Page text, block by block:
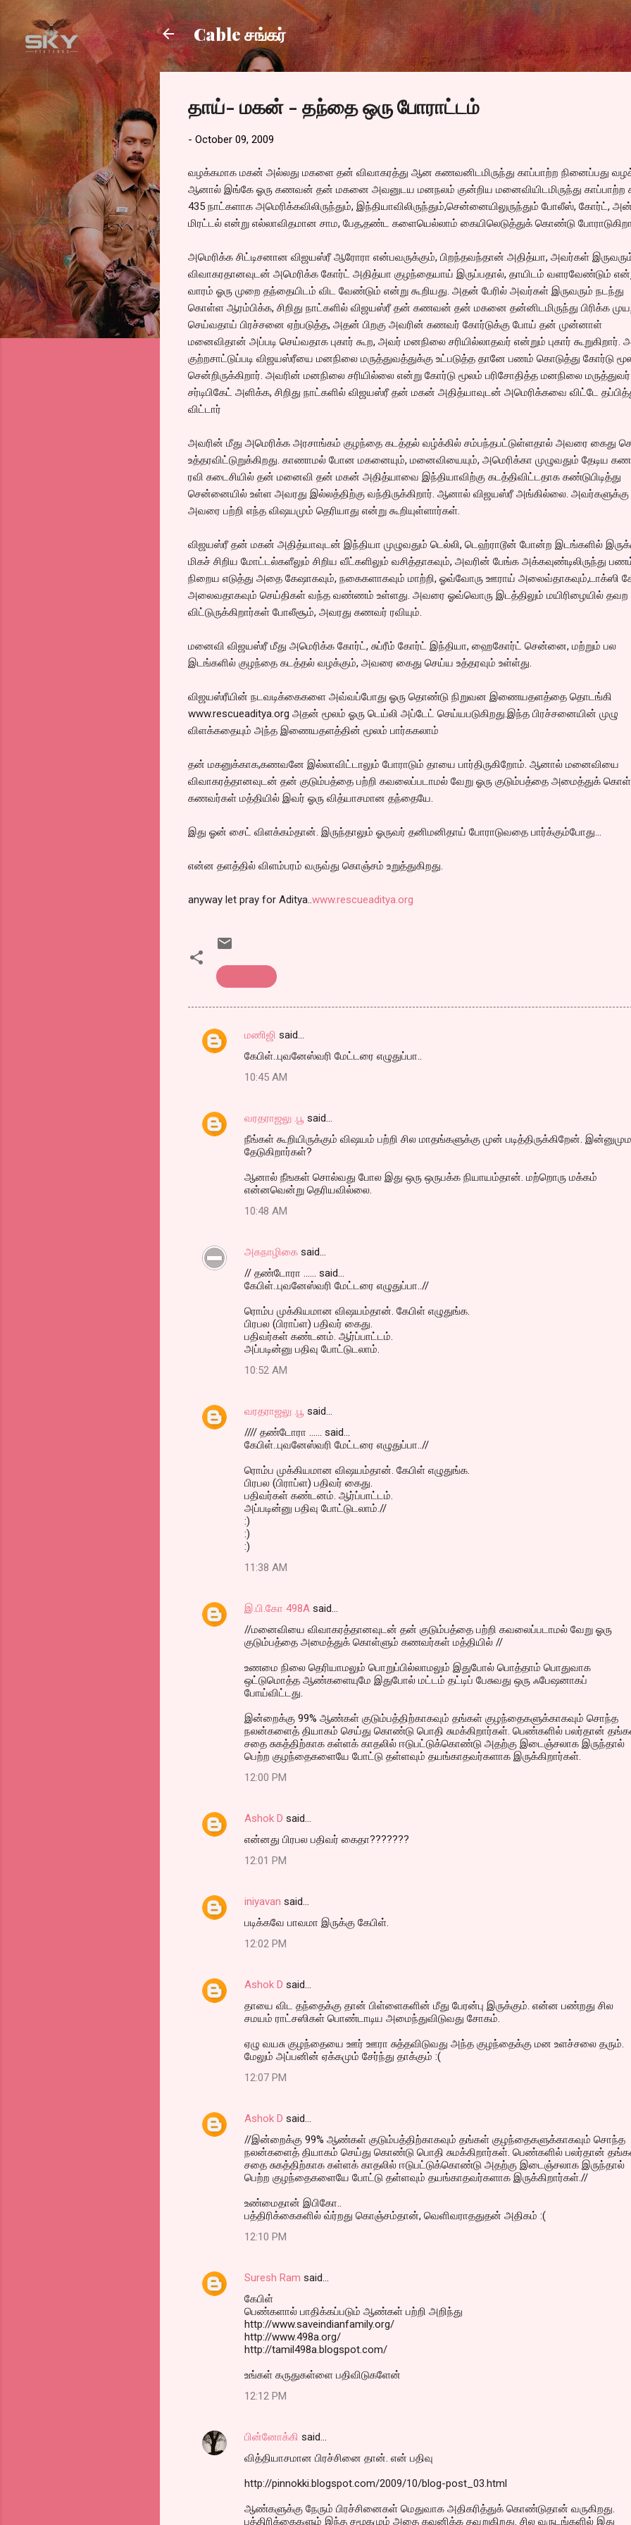
Skip to main content
Cable சங்கர்
தாய்- மகன் - தந்தை ஒரு போராட்டம்
- October 09, 2009
வழக்கமாக மகன் அல்லது மகளை தன் விவாகரத்து ஆன கணவனிடமிருந்து காப்பாற்ற நினைப்பது
ஆனால் இங்கே ஓரு கணவன் தன் மகனை அவனுடய மனநலம் குன்றிய மனைவியிடமிருந்து காப்பாற்ற
435 நாட்களாக அமெரிக்கவிலிருந்தும், இந்தியாவிலிருந்தும்,சென்னையிலுருந்தும் போலீஸ், கோர்ட்,
மிரட்டல் என்று எல்லாவிதமான சாம, பேத,தண்ட களையெல்லாம் கையிலெடுத்துக் கொண்டு
அமெரிக்க சிட்டிசனான விஜயஸ்ரீ ஆரோரா என்பவருக்கும், பிறந்தவந்தான் அதித்யா, அவர்கள்
விவாகரதானவுடன் அமெரிக்க கோர்ட் அதித்யா குழந்தையாய் இருப்பதால், தாயிடம் வளரவேண்டும்
வாரம் ஓரு முறை தந்தையிடம் விட வேண்டும் என்று கூறியது. அதன் பேரில் அவர்கள் இருவரும் நடந்து
கொள்ள ஆரம்பிக்க, சிறிது நாட்களில் விஜயஸ்ரீ தன் கணவன் தன் மகனை தன்னிடமிருந்து பிரிக்க
செய்வதாய் பிரச்சனை ஏற்படுத்த, அதன் பிறகு அவரின் கணவர் கோர்டுக்கு போய் தன் முன்னாள்
மனைவிதான் அப்படி செய்வதாக புகார் கூற, அவர் மனநிலை சரியில்லாதவர் என்றும் புகார் கூறுகிறார்.
குற்றசாட்டுப்படி விஜயஸ்ரீயை மனநிலை மருத்துவத்துக்கு உட்படுத்த தானே பணம் கொடுத்து கோர்டு
சென்றிருக்கிறார். அவரின் மனநிலை சரியில்லை என்று கோர்டு மூலம் பரிசோதித்த மனநிலை மருத்துவர்
சர்டிபிகேட் அளிக்க, சிறிது நாட்களில் விஜயஸ்ரீ தன் மகன் அதித்யாவுடன் அமெரிக்கவை விட்டே
விட்டார்
அவரின் மீது அமெரிக்க அரசாங்கம் குழந்தை கடத்தல் வழ்க்கில் சம்பந்தபட்டுள்ளதால் அவரை கைது
உத்தரவிட்டுறுக்கிறது. காணாமல் போன மகனையும், மனைவியையும், அமெரிக்கா முழுவதும் தேடிய
ரவி கடைசியில் தன் மனைவி தன் மகன் அதித்யாவை இந்தியாவிற்கு கடத்திவிட்டதாக கண்டுபிடித்து
சென்னையில் உள்ள அவரது இல்லத்திற்கு வந்திருக்கிறார். ஆனால் விஜயஸ்ரீ அங்கில்லை. அவர்களுக்கு
அவரை பற்றி எந்த விஷயமும் தெரியாது என்று கூறியுள்ளார்கள்.
விஜயஸ்ரீ தன் மகன் அதித்யாவுடன் இந்தியா முழுவதும் டெல்லி, டெஹ்ராடூன் போன்ற இடங்களில்
மிகச் சிறிய மோட்டல்களீலும் சிறிய வீட்களிலும் வசித்தாகவும், அவரின் பேங்க அக்கவுண்டிலிருந்து
நிறைய எடுத்து அதை கேஷாகவும், நகைகளாகவும் மாற்றி, ஓவ்வோரு ஊராய் அலைவ்தாகவும்,டாக்ஸி
அலைவதாகவும் செய்திகள் வந்த வண்ணம் உள்ளது. அவரை ஓவ்வொரு இடத்திலும் மயிரிழையில் தவற
விட்டுருக்கிறார்கள் போலீசூம், அவரது கணவர் ரவியும்.
மனைவி விஜயஸ்ரீ மீது அமெரிக்க கோர்ட், சுப்ரீம் கோர்ட் இந்தியா, ஹைகோர்ட் சென்னை, மற்றும் பல
இடங்களில் குழந்தை கடத்தல் வழக்கும், அவரை கைது செய்ய உத்தரவும் உள்ள்து.
விஜயஸ்ரீயின் நடவடிக்கைகளை அவ்வப்போது ஓரு தொண்டு நிறுவன இணையதளத்தை தொடங்கி
www.rescueaditya.org அதன் மூலம் ஓரு டெய்லி அப்டேட் செய்யபடுகிறது.இந்த பிரச்சனையின் முழு
விளக்கதையும் அந்த இணையதளத்தின் மூலம் பார்ககலாம்
தன் மகனுக்காக,கணவனே இல்லாவிட்டாலும் போராடும் தாயை பார்திருகிறோம். ஆனால் மனைவியை
விவாகரத்தானவுடன் தன் குடும்பத்தை பற்றி கவலைப்படாமல் வேறு ஓரு குடும்பத்தை அமைத்துக்
கணவர்கள் மத்தியில் இவர் ஓரு வித்யாசமான தந்தையே.
இது ஓன் சைட் விளக்கம்தான். இருந்தாலும் ஓருவர் தனிமனிதாய் போராடுவதை பார்க்கும்போது...
என்ன தளத்தில் விளம்பரம் வருவ்து கொஞ்சம் உறுத்துகிறது.
anyway let pray for Aditya.. www.rescueaditya.org
C
e
மணிஜி said…
கேபிள்..புவனேஸ்வரி மேட்டரை எழுதுப்பா..
10:45 AM
வரதராஜலு .பூ said…
நீங்கள் கூறியிருக்கும் விஷயம் பற்றி சில மாதங்களுக்கு முன் படித்திருக்கிறேன்.
தேடுகிறார்கள்?
ஆனால் நீஙகள் சொல்வது போல இது ஒரு ஒருபக்க நியாயம்தான். மற்றொரு மக்கம்
என்னவென்று தெரியவில்லை.
10:48 AM
அகநாழிகை said…
// தண்டோரா ...... said...
கேபிள்..புவனேஸ்வரி மேட்டரை எழுதுப்பா..//
ரொம்ப முக்கியமான விஷயம்தான். கேபிள் எழுதுங்க.
பிரபல (பிராப்ள) பதிவர் கைது.
பதிவர்கள் கண்டனம். ஆர்ப்பாட்டம்.
அப்படின்னு பதிவு போட்டுடலாம்.
10:52 AM
வரதராஜலு .பூ said…
//// தண்டோரா ...... said...
கேபிள்..புவனேஸ்வரி மேட்டரை எழுதுப்பா..//
ரொம்ப முக்கியமான விஷயம்தான். கேபிள் எழுதுங்க.
பிரபல (பிராப்ள) பதிவர் கைது.
பதிவர்கள் கண்டனம். ஆர்ப்பாட்டம்.
அப்படின்னு பதிவு போட்டுடலாம்.//
:)
:)
:)
11:38 AM
இ.பி.கோ 498A said…
//மனைவியை விவாகரத்தானவுடன் தன் குடும்பத்தை பற்றி கவலைப்படாமல் வேறு ஓரு
குடும்பத்தை அமைத்துக் கொள்ளும் கணவர்கள் மத்தியில் //
உணமை நிலை தெரியாமலும் பொறுப்பில்லாமலும் இதுபோல் பொத்தாம் பொதுவாக
ஒட்டுமொத்த ஆண்களையுமே இதுபோல் மட்டம் தட்டிப் பேசுவது ஒரு ஃபேஷனாகப்
போய்விட்டது.
இன்றைக்கு 99% ஆண்கள் குடும்பத்திற்காகவும் தங்கள் குழந்தைகளுக்காகவும் சொந்த
நலன்களைத் தியாகம் செய்து கொண்டு பொதி சுமக்கிறார்கள். பெண்களில் பலர்தான்
சதை சுகத்திற்காக கள்ளக் காதலில் ஈடுபட்டுக்கொண்டு அதற்கு இடைஞ்சலாக இருந்தால்
பெற்ற குழந்தைகளையே போட்டு தள்ளவும் தயங்காதவர்களாக இருக்கிறார்கள்.
12:00 PM
Ashok D said…
என்னது பிரபல பதிவர் கைதா???????
12:01 PM
iniyavan said…
படிக்கவே பாவமா இருக்கு கேபிள்.
12:02 PM
Ashok D said…
தாயை விட தந்தைக்கு தான் பிள்ளைகளின் மீது பேரன்பு இருக்கும். என்ன பண்றது சில
சமயம் ராட்சஸிகள் பொண்டாடிய அமைந்துவிடுவது சோகம்.
ஏழு வயசு குழந்தையை ஊர் ஊரா சுத்தவிடுவது அந்த குழந்தைக்கு மன உளச்சலை தரும்.
மேலும் அப்பனின் ஏக்கமும் சேர்ந்து தாக்கும் :(
12:07 PM
Ashok D said…
//இன்றைக்கு 99% ஆண்கள் குடும்பத்திற்காகவும் தங்கள் குழந்தைகளுக்காகவும் சொந்த
நலன்களைத் தியாகம் செய்து கொண்டு பொதி சுமக்கிறார்கள். பெண்களில் பலர்தான்
சதை சுகத்திற்காக கள்ளக் காதலில் ஈடுபட்டுக்கொண்டு அதற்கு இடைஞ்சலாக இருந்தால்
பெற்ற குழந்தைகளையே போட்டு தள்ளவும் தயங்காதவர்களாக இருக்கிறார்கள்.//
உண்மைதான் இபிகோ..
பத்திரிக்கைகளில் வ்ர்றது கொஞ்சம்தான், வெளிவராததுதன் அதிகம் :(
12:10 PM
Suresh Ram said…
கேபிள்
பெண்களால் பாதிக்கப்படும் ஆண்கள் பற்றி அறிந்து
http://www.saveindianfamily.org/
http://www.498a.org/
http://tamil498a.blogspot.com/
உங்கள் கருதுகள்ளை பதிவிடுகளேன்
12:12 PM
பின்னோக்கி said…
வித்தியாசமான பிரச்சினை தான். என் பதிவு
http://pinnokki.blogspot.com/2009/10/blog-post_03.html
ஆண்களுக்கு நேரும் பிரச்சினைகள் மெதுவாக அதிகரித்துக் கொண்டுதான் வருகிறது.
பத்திரிக்கைகளும் இந்த சமூகமும் அதை கவனிக்க தவறுகிறது. சில வருடங்களில் இது